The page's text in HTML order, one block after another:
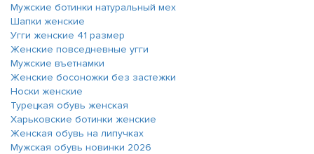
Мужские ботинки натуральный мех
Шапки женские
Угги женские 41 размер
Женские повседневные угги
Мужские въетнамки
Женские босоножки без застежки
Носки женские
Турецкая обувь женская
Харьковские ботинки женские
Женская обувь на липучках
Мужская обувь новинки 2026